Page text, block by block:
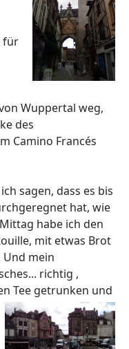
für
Wuppertal weg,
des
Camino Francés
sagen, dass es bis
hat, wie
habe ich den
mit etwas Brot
Und mein
richtig ,
Tee getrunken und